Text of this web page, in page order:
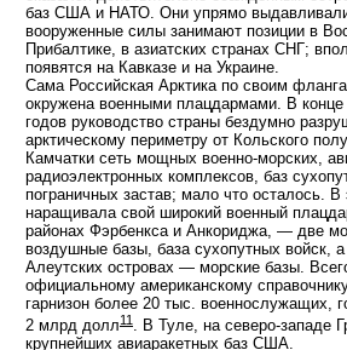
баз США и НАТО. Они упрямо
вооруженные силы занимают позиции в
Прибалтике, в азиатских странах СНГ;
появятся на Кавказе и на Украине.
Сама Российская Арктика по своим
окружена военными плацдармами. В
годов руководство страны бездумно
арктическому периметру от Кольского
Камчатки сеть мощных военно-морских,
радиоэлектронных комплексов, баз
пограничных застав; мало что осталось.
наращивала свой широкий военный
районах Фэрбенкса и Анкориджа, — две
воздушные базы, база сухопутных войск,
Алеутских островах — морские базы.
официальному американскому
гарнизон более 20 тыс. военнослужащих,
2 млрд долл11 . В Туле, на северо-западе
крупнейших авиаракетных баз США.